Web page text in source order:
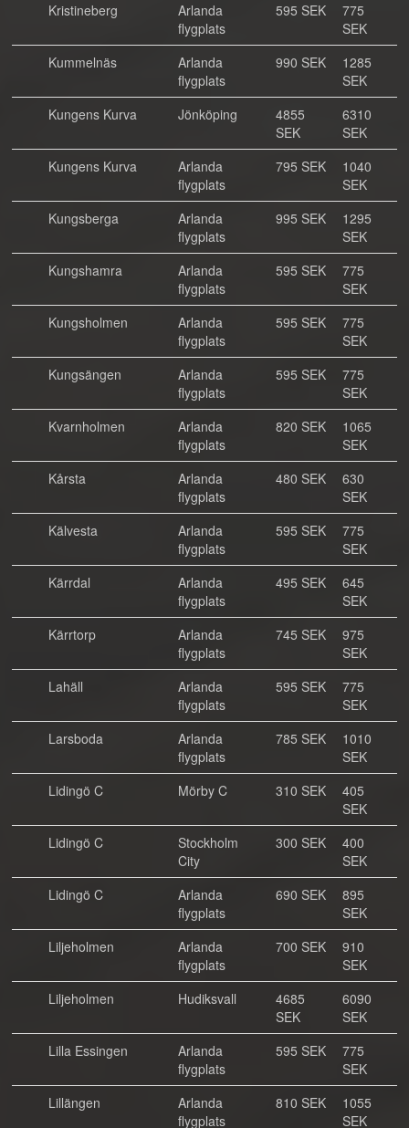
Kristineberg
Arlanda
flygplats
595 SEK
775
SEK
Kummelnäs
Arlanda
flygplats
990 SEK
1285
SEK
Kungens Kurva
Jönköping
4855
SEK
6310
SEK
Kungens Kurva
Arlanda
flygplats
795 SEK
1040
SEK
Kungsberga
Arlanda
flygplats
995 SEK
1295
SEK
Kungshamra
Arlanda
flygplats
595 SEK
775
SEK
Kungsholmen
Arlanda
flygplats
595 SEK
775
SEK
Kungsängen
Arlanda
flygplats
595 SEK
775
SEK
Kvarnholmen
Arlanda
flygplats
820 SEK
1065
SEK
Kårsta
Arlanda
flygplats
480 SEK
630
SEK
Kälvesta
Arlanda
flygplats
595 SEK
775
SEK
Kärrdal
Arlanda
flygplats
495 SEK
645
SEK
Kärrtorp
Arlanda
flygplats
745 SEK
975
SEK
Lahäll
Arlanda
flygplats
595 SEK
775
SEK
Larsboda
Arlanda
flygplats
785 SEK
1010
SEK
Lidingö C
Mörby C 310 SEK
405
SEK
Lidingö C
Stockholm
City
300 SEK
400
SEK
Lidingö C
Arlanda
flygplats
690 SEK
895
SEK
Liljeholmen
Arlanda
flygplats
700 SEK
910
SEK
Liljeholmen
Hudiksvall
4685
SEK
6090
SEK
Lilla Essingen
Arlanda
flygplats
595 SEK
775
SEK
Lillängen
Arlanda
flygplats
810 SEK
1055
SEK